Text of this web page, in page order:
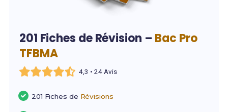
201 Fiches de Révision – Bac Pro
TFBMA
4,3 • 24 Avis
201 Fiches de Révisions